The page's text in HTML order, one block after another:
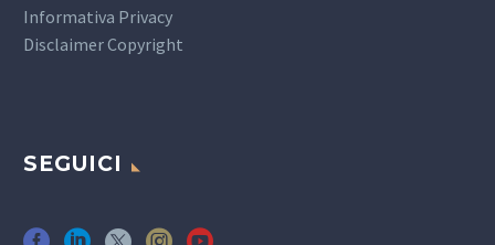
Informativa Privacy
Disclaimer Copyright
SEGUICI